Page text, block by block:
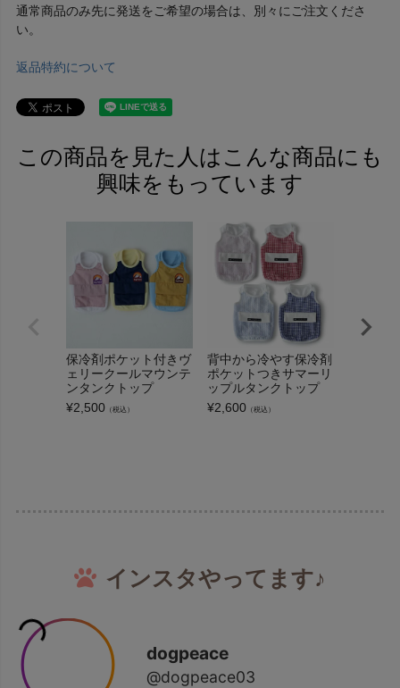
通常商品のみ先に発送をご希望の場合は、別々にご注文くださ
い。
返品特約について
この商品を見た人はこんな商品にも
興味をもっています
保冷剤ポケット付きヴ
ェリークールマウンテ
ンタンクトップ
¥2,500 （税込）
背中から冷やす保冷剤
ポケットつきサマーリ
ップルタンクトップ
¥2,600 （税込）
インスタやってます♪